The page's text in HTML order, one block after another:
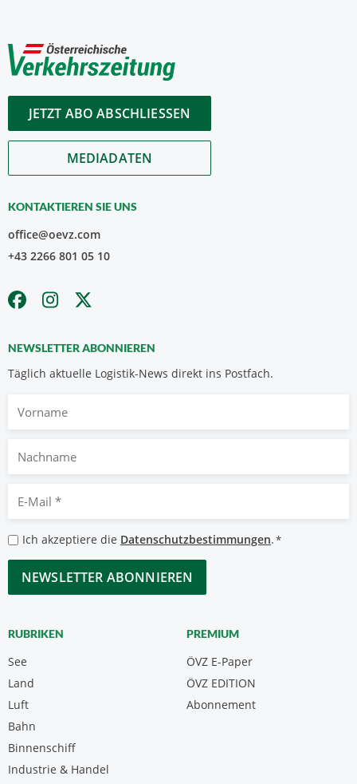
JETZT ABO ABSCHLIESSEN
MEDIADATEN
KONTAKTIEREN SIE UNS
office@oevz.com
+43 2266 801 05 10
NEWSLETTER ABONNIEREN
Täglich aktuelle Logistik-News direkt ins Postfach.
Nachname
Mail
*
Datenschutzbestimmungen
*
Ich akzeptiere die Datenschutzbestimmungen.*
CAPTCHA
RUBRIKEN
See
Land
Luft
Bahn
Binnenschiff
Industrie & Handel
PREMIUM
ÖVZ E-Paper
Abonnement
ÖVZ EDITION